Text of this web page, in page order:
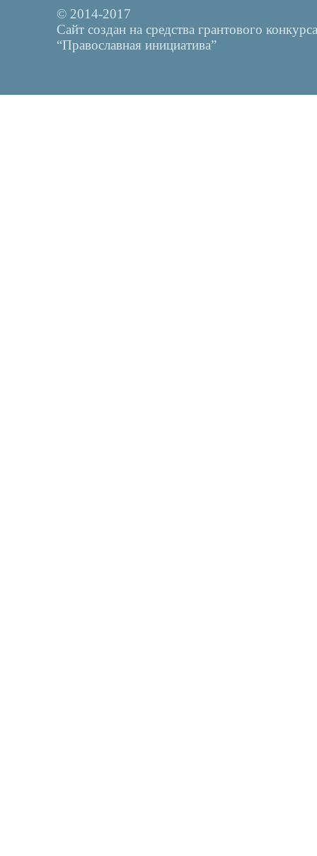
© 2014-2017
Сайт создан на средства грантового конкурса
“Православная инициатива”